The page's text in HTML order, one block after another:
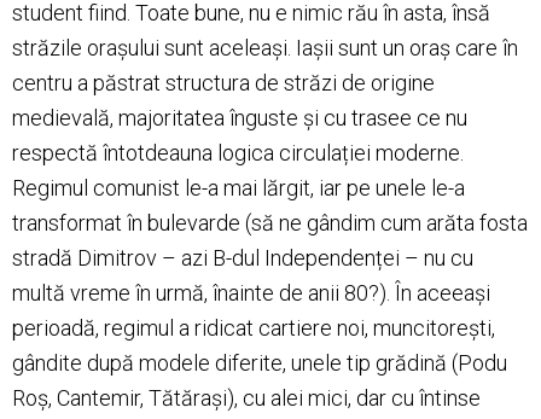
student fiind. Toate bune, nu e nimic rău în asta, însă
străzile orașului sunt aceleași. Iașii sunt un oraș care în
centru a păstrat structura de străzi de origine
medievală, majoritatea înguste și cu trasee ce nu
respectă întotdeauna logica circulației moderne.
Regimul comunist le-a mai lărgit, iar pe unele le-a
transformat în bulevarde (să ne gândim cum arăta fosta
stradă Dimitrov – azi B-dul Independenței – nu cu
multă vreme în urmă, înainte de anii 80?). În aceeași
perioadă, regimul a ridicat cartiere noi, muncitorești,
gândite după modele diferite, unele tip grădină (Podu
Roș, Cantemir, Tătărași), cu alei mici, dar cu întinse